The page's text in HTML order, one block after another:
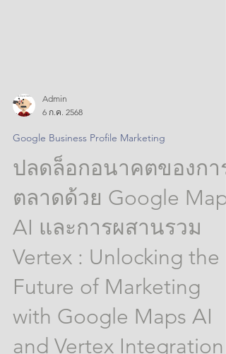
6 ก.ค. 2568
Google Business Profile Marketing
ปลดล็อกอนาคตของการ
ตลาดด้วย Google Maps
AI และการผสานรวม
Vertex : Unlocking the
Future of Marketing